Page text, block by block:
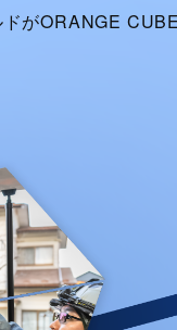
がORANGE